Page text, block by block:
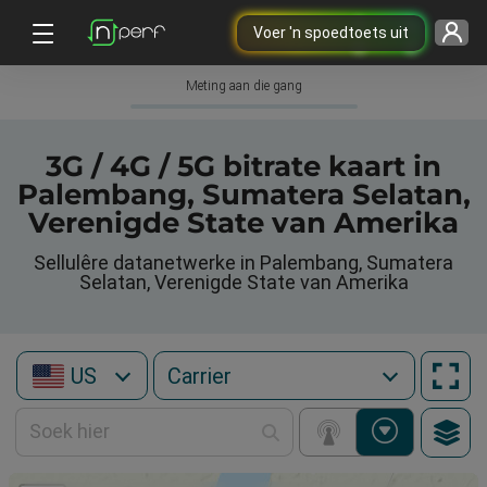
Voer 'n spoedtoets uit
Meting aan die gang
3G / 4G / 5G bitrate kaart in
Palembang, Sumatera Selatan,
Verenigde State van Amerika
Sellulêre datanetwerke in Palembang, Sumatera
Selatan, Verenigde State van Amerika
US